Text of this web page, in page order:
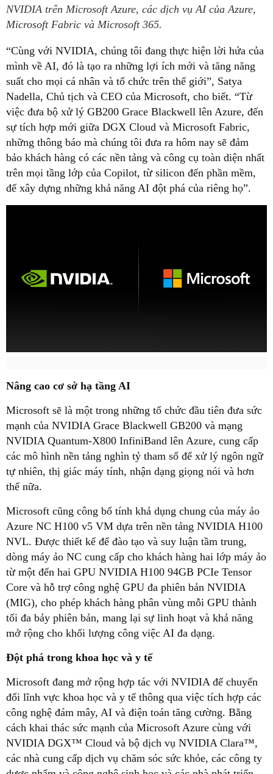
NVIDIA trên Microsoft Azure, các dịch vụ AI của Azure,
Microsoft Fabric và Microsoft 365.
“Cùng với NVIDIA, chúng tôi đang thực hiện lời hứa của
mình về AI, đó là tạo ra những lợi ích mới và tăng năng
suất cho mọi cá nhân và tổ chức trên thế giới”, Satya
Nadella, Chủ tịch và CEO của Microsoft, cho biết. “Từ
việc đưa bộ xử lý GB200 Grace Blackwell lên Azure, đến
sự tích hợp mới giữa DGX Cloud và Microsoft Fabric,
những thông báo mà chúng tôi đưa ra hôm nay sẽ đảm
bảo khách hàng có các nền tảng và công cụ toàn diện nhất
trên mọi tầng lớp của Copilot, từ silicon đến phần mềm,
để xây dựng những khả năng AI đột phá của riêng họ”.
Nâng cao cơ sở hạ tầng AI
Microsoft sẽ là một trong những tổ chức đầu tiên đưa sức
mạnh của NVIDIA Grace Blackwell GB200 và mạng
NVIDIA Quantum-X800 InfiniBand lên Azure, cung cấp
các mô hình nền tảng nghìn tỷ tham số để xử lý ngôn ngữ
tự nhiên, thị giác máy tính, nhận dạng giọng nói và hơn
thế nữa.
Microsoft cũng công bố tính khả dụng chung của máy ảo
Azure NC H100 v5 VM dựa trên nền tảng NVIDIA H100
NVL. Được thiết kế để đào tạo và suy luận tầm trung,
dòng máy ảo NC cung cấp cho khách hàng hai lớp máy ảo
từ một đến hai GPU NVIDIA H100 94GB PCIe Tensor
Core và hỗ trợ công nghệ GPU đa phiên bản NVIDIA
(MIG), cho phép khách hàng phân vùng mỗi GPU thành
tối đa bảy phiên bản, mang lại sự linh hoạt và khả năng
mở rộng cho khối lượng công việc AI đa dạng.
Đột phá trong khoa học và y tế
Microsoft đang mở rộng hợp tác với NVIDIA để chuyển
đổi lĩnh vực khoa học và y tế thông qua việc tích hợp các
công nghệ đám mây, AI và điện toán tăng cường. Bằng
cách khai thác sức mạnh của Microsoft Azure cùng với
NVIDIA DGX™ Cloud và bộ dịch vụ NVIDIA Clara™,
các nhà cung cấp dịch vụ chăm sóc sức khỏe, các công ty